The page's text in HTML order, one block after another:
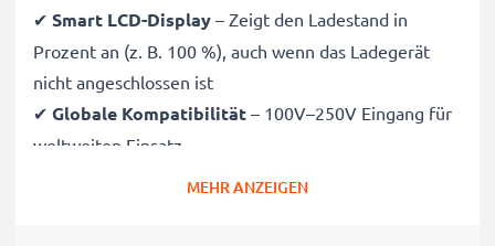
✔ Smart LCD-Display – Zeigt den Ladestand in
Prozent an (z. B. 100 %), auch wenn das Ladegerät
nicht angeschlossen ist
✔ Globale Kompatibilität – 100V–250V Eingang für
weltweiten Einsatz
MEHR ANZEIGEN